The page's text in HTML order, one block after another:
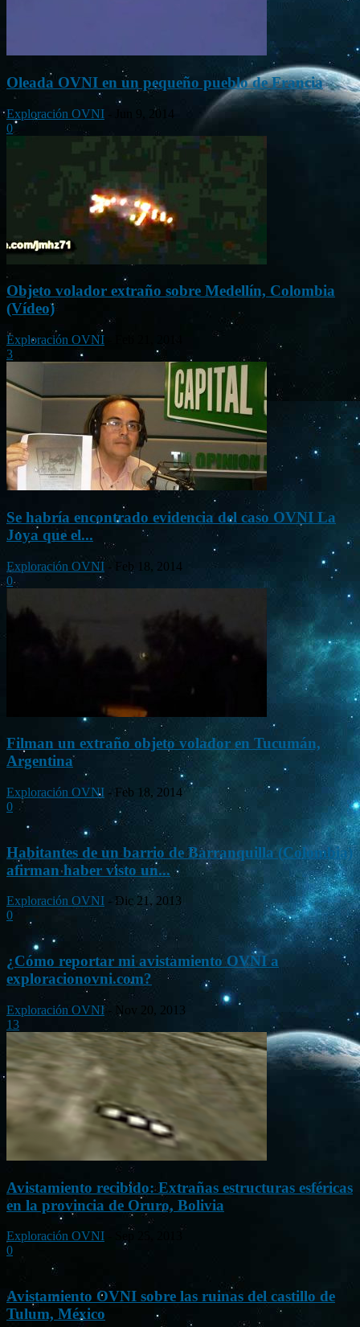
Oleada OVNI en un pequeño pueblo de Francia
Exploración OVNI
Jun 9, 2014
0
Objeto volador extraño sobre Medellín, Colombia
(Vídeo)
Exploración OVNI
3
Se habría encontrado evidencia del caso OVNI La
Joya que el...
Exploración OVNI - Feb 18, 2014
0
Filman un extraño objeto volador en Tucumán,
Argentina
Exploración OVNI - Feb 18, 2014
0
Habitantes de un barrio de Barranquilla (Colombia)
afirman haber visto un...
Exploración OVNI - Dic 21, 2013
0
¿Cómo reportar mi avistamiento OVNI a
exploracionovni.com?
Exploración OVNI - Nov 20, 2013
13
Avistamiento recibido: Extrañas estructuras esféricas
en la provincia de Oruro, Bolivia
Exploración OVNI
0
Avistamiento OVNI sobre las ruinas del castillo de
Tulum, México